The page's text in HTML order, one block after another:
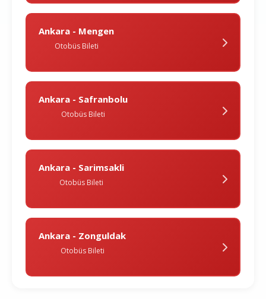
Ankara - Mengen
Otobüs Bileti
Ankara - Safranbolu
Otobüs Bileti
Ankara - Sarimsakli
Otobüs Bileti
Ankara - Zonguldak
Otobüs Bileti